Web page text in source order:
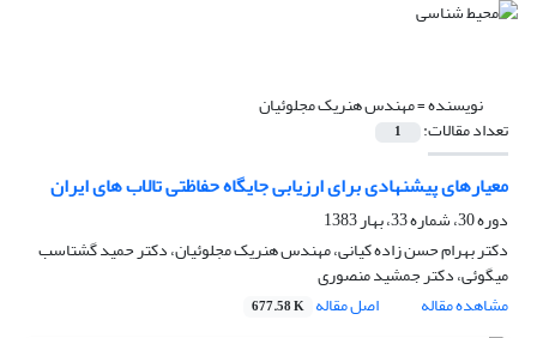
نویسنده =مهندس هنریک مجلوئیان
تعداد مقالات: 1
معیارهای پیشنهادی برای ارزیابی جایگاه حفاظتی تالاب های ایران
دوره 30، شماره 33، بهار 1383
دکتر بهرام حسن زاده کیانی، مهندس هنریک مجلوئیان، دکتر حمید گشتاسب
میگوئی، دکتر جمشید منصوری
مشاهده مقاله
اصل مقاله 677.58 K